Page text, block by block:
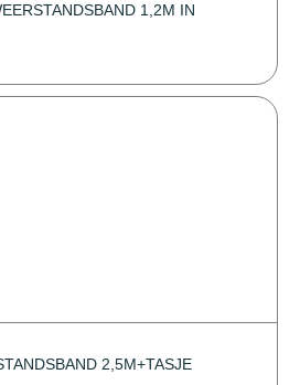
1,2M IN
2,5M+TASJE